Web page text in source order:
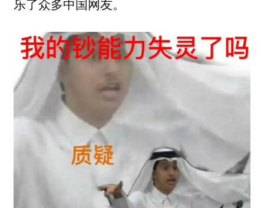
乐了众多中国网友。